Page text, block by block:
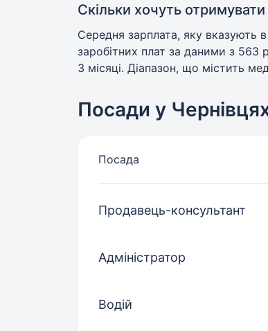
Скільки хочуть
Середня зарплата, яку вказують
заробітних плат за даними з 563
3 місяці. Діапазон, що містить
Посади у
Посада
Продавець-консультант
Адміністратор
Водій